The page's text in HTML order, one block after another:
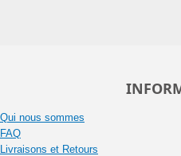
Qui nous sommes
FAQ
Livraisons et Retours